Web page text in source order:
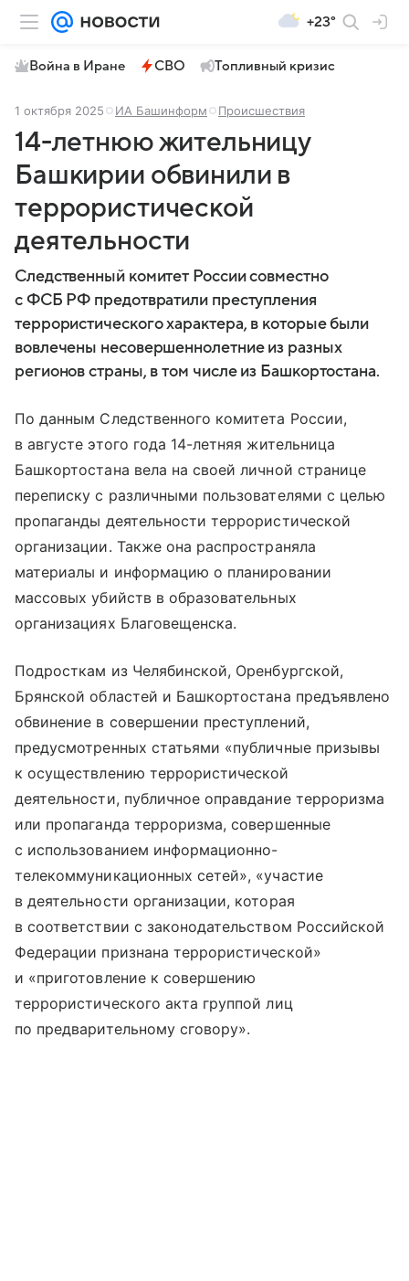
+23°
Война в Иране СВО Топливный кризис
1 октября 2025 ИА Башинформ Происшествия
14-летнюю жительницу
Башкирии обвинили в
террористической
деятельности
Следственный комитет России совместно
с ФСБ РФ предотвратили преступления
террористического характера, в которые были
вовлечены несовершеннолетние из разных
регионов страны, в том числе из Башкортостана.
По данным Следственного комитета России,
в августе этого года 14-летняя жительница
Башкортостана вела на своей личной странице
переписку с различными пользователями с целью
пропаганды деятельности террористической
организации. Также она распространяла
материалы и информацию о планировании
массовых убийств в образовательных
организациях Благовещенска.
Подросткам из Челябинской, Оренбургской,
Брянской областей и Башкортостана предъявлено
обвинение в совершении преступлений,
предусмотренных статьями «публичные призывы
к осуществлению террористической
деятельности, публичное оправдание терроризма
или пропаганда терроризма, совершенные
с использованием информационно-
телекоммуникационных сетей», «участие
в деятельности организации, которая
в соответствии с законодательством Российской
Федерации признана террористической»
и «приготовление к совершению
террористического акта группой лиц
по предварительному сговору».